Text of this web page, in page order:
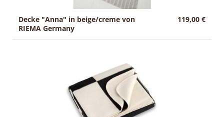
Decke "Anna" in beige/creme von
RIEMA Germany
119,00 €